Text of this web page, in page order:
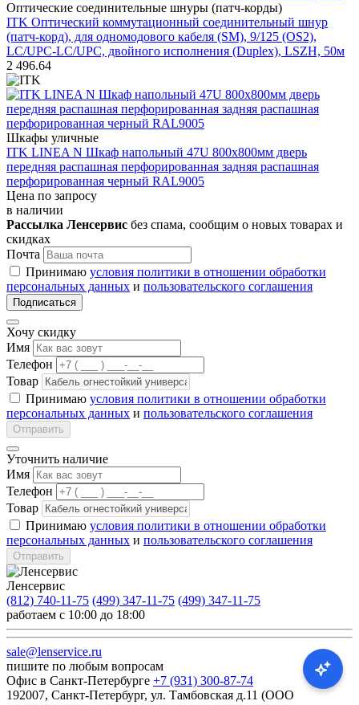
Оптические соединительные шнуры (патч-корды)
ITK Оптический коммутационный соединительный шнур
(патч-корд), для одномодового кабеля (SM), 9/125 (OS2),
LC/UPC-LC/UPC, двойного исполнения (Duplex), LSZH, 50м
2 496.64
Шкафы уличные
ITK LINEA N Шкаф напольный 47U 800х800мм дверь
передняя распашная перфорированная задняя распашная
перфорированная черный RAL9005
Цена по запросу
в наличии
Рассылка Ленсервис без спама, сообщим о новых товарах и
скидках
Почта
Принимаю условия политики в отношении обработки
персональных данных и пользовательского соглашения
Подписаться
Хочу скидку
Имя
Телефон
Товар
Принимаю условия политики в отношении обработки
персональных данных и пользовательского соглашения
Отправить
Уточнить наличие
Имя
Телефон
Товар
Принимаю условия политики в отношении обработки
персональных данных и пользовательского соглашения
Отправить
Ленсервис
(812) 740-11-75 (499) 347-11-75 (499) 347-11-75
работаем с 10:00 до 18:00
sale@lenservice.ru
пишите по любым вопросам
Офис в Санкт-Петербурге +7 (931) 300-87-74
192007, Санкт-Петербург, ул. Тамбовская д.11 (ООО